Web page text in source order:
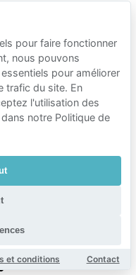
à
de
pour faire fonctionner
nous pouvons
pour améliorer
trafic du site. En
l'utilisation des
notre Politique de
et conditions Contact